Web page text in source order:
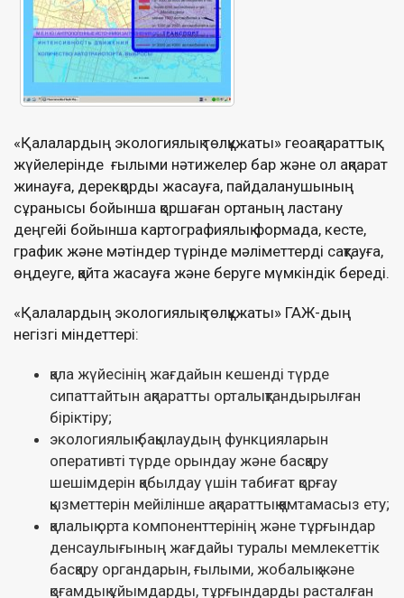
«Қалалардың экологиялық төлқұжаты» геоақпараттық
жүйелерінде ғылыми нәтижелер бар және ол ақпарат
жинауға, дерекқорды жасауға, пайдаланушының
сұранысы бойынша қоршаған ортаның ластану
деңгейі бойынша картографиялық формада, кесте,
график және мәтіндер түрінде мәліметтерді сақтауға,
өңдеуге, қайта жасауға және беруге мүмкіндік береді.
«Қалалардың экологиялық төлқұжаты» ГАЖ-дың
негізгі міндеттері:
қала жүйесінің жағдайын кешенді түрде
сипаттайтын ақпаратты орталықтандырылған
біріктіру;
экологиялық бақылаудың функцияларын
оперативті түрде орындау және басқару
шешімдерін қабылдау үшін табиғат қорғау
қызметтерін мейілінше ақпараттық қамтамасыз ету;
қалалық орта компоненттерінің және тұрғындар
денсаулығының жағдайы туралы мемлекеттік
басқару органдарын, ғылыми, жобалық және
қоғамдық ұйымдарды, тұрғындарды расталған